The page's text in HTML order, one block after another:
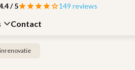
/ 5 149 reviews
Contact